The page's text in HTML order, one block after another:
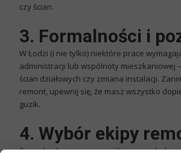
czy ścian.
3. Formalności i
W Łodzi (i nie tylko) niektóre prace
administracji lub wspólnoty mieszkaniowej
ścian działowych czy zmiana instalacji.
remont, upewnij się, że masz wszystko
guzik.
4. Wybór ekipy
Samodzielne prace są możliwe przy